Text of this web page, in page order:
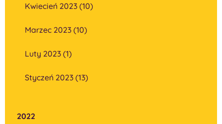
Kwiecień 2023 (10)
Marzec 2023 (10)
Luty 2023 (1)
Styczeń 2023 (13)
2022